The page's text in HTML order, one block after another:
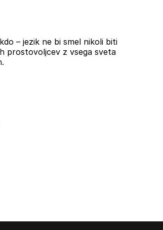
– jezik ne bi smel nikoli biti
prostovoljcev z vsega sveta